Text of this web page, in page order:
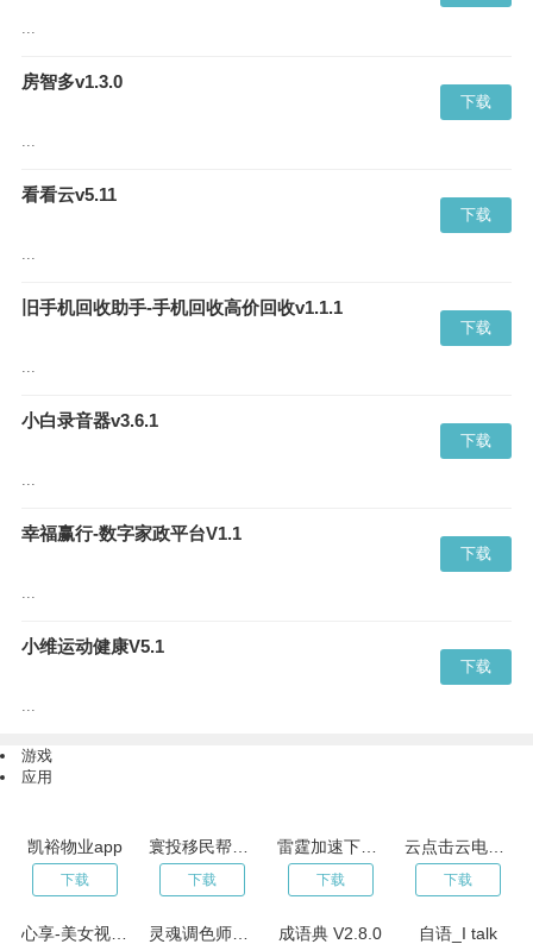
...
房智多v1.3.0
...
下载
看看云v5.11
...
下载
旧手机回收助手-手机回收高价回收v1.1.1
...
下载
小白录音器v3.6.1
...
下载
幸福赢行-数字家政平台V1.1
...
下载
小维运动健康V5.1
...
下载
游戏
应用
凯裕物业app
下载 下载
雷霆加速下载器2023年新春版
下载 下载
心享-美女视频交友v1.4.7 成语典 V2.8.0 自语_I talk